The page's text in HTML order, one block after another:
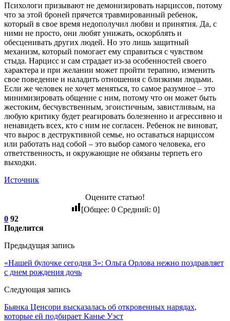
Психологи призывают не демонизировать нарциссов, потому
что за этой броней прячется травмированный ребенок,
который в свое время недополучил любви и принятия. Да, с
ними не просто, они любят унижать, оскорблять и
обесценивать других людей. Но это лишь защитный
механизм, который помогает ему справиться с чувством
стыда. Нарцисс и сам страдает из-за особенностей своего
характера и при желании может пройти терапию, изменить
свое поведение и наладить отношения с близкими людьми.
Если же человек не хочет меняться, то самое разумное – это
минимизировать общение с ним, потому что он может быть
жестоким, бесчувственным, эгоистичным, завистливым, на
любую критику будет реагировать болезненно и агрессивно и
ненавидеть всех, кто с ним не согласен. Ребенок не виноват,
что вырос в деструктивной семье, но оставаться нарциссом
или работать над собой – это выбор самого человека, его
ответственность, и окружающие не обязаны терпеть его
выходки.
Источник
Оцените статью!
[Общее: 0Средний: 0]
0 92
Поделится
Предыдущая запись
«Нашей булочке сегодня 3»: Ольга Орлова нежно поздравляет
с днем рождения дочь
Следующая запись
Бьянка Ценсори высказалась об откровенных нарядах,
которые ей подбирает Канье Уэст